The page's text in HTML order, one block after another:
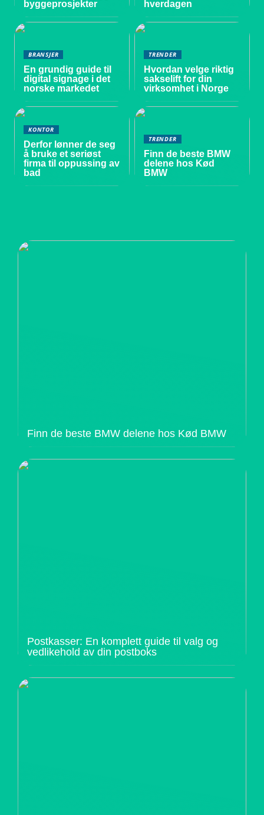
byggeprosjekter
hverdagen
BRANSJER
En grundig guide til
digital signage i det
norske markedet
TRENDER
Hvordan velge riktig
sakselift for din
virksomhet i Norge
KONTOR
Derfor lønner de seg
å bruke et seriøst
firma til oppussing av
bad
TRENDER
Finn de beste BMW
delene hos Kød
BMW
Finn de beste BMW delene hos Kød BMW
Postkasser: En komplett guide til valg og
vedlikehold av din postboks